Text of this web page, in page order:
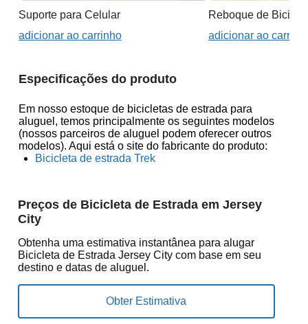
Suporte para Celular
adicionar ao carrinho
Reboque de
adicionar ao
Especificações do produto
Em nosso estoque de bicicletas de estrada para
aluguel, temos principalmente os seguintes modelos
(nossos parceiros de aluguel podem oferecer outros
modelos). Aqui está o site do fabricante do produto:
Bicicleta de estrada Trek
Preços de Bicicleta de Estrada em Jersey
City
Obtenha uma estimativa instantânea para alugar
Bicicleta de Estrada Jersey City com base em seu
destino e datas de aluguel.